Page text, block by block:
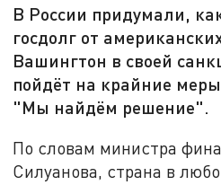
В России придумали,
госдолг от
Вашингтон в своей
пойдёт на крайние
"Мы найдём решение".
По словам министра
Силуанова, страна в